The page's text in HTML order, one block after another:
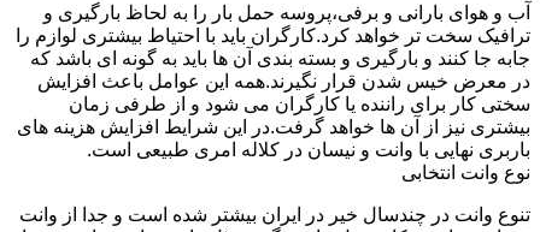
آب و هوای بارانی و برفی،پروسه حمل بار را به لحاظ بارگیری و
ترافیک سخت تر خواهد کرد.کارگران باید با احتیاط بیشتری لوازم را
جابه جا کنند و بارگیری و بسته بندی آن ها باید به گونه ای باشد که
در معرض خیس شدن قرار نگیرند.همه این عوامل باعث افزایش
سختی کار برای راننده یا کارگران می شود و از طرفی زمان
بیشتری نیز از آن ها خواهد گرفت.در این شرایط افزایش هزینه های
باربری نهایی با وانت و نیسان در کلاله امری طبیعی است.
نوع وانت انتخابی
تنوع وانت در چندسال خیر در ایران بیشتر شده است و جدا از وانت